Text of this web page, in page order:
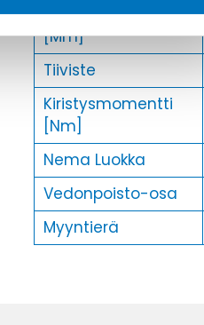
Halkaisija Max.
[Mm]
Tiiviste
Kiristysmomentti
[Nm]
Nema Luokka
Vedonpoisto-osa
Myyntierä